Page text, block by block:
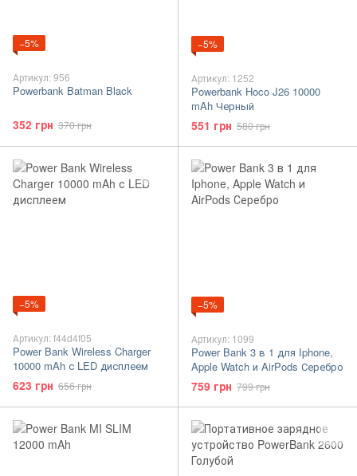
−5%
Артикул: 956
Powerbank Batman Black
352 грн 370 грн
−5%
Артикул: 1252
Powerbank Hoco J26 10000
mAh Черный
551 грн 580 грн
−5%
Артикул: f44d4f05
Power Bank Wireless Charger
10000 mAh с LED дисплеем
623 грн 656 грн
−5%
Артикул: 1099
Power Bank 3 в 1 для Iphone,
Apple Watch и AirPods Серебро
759 грн 799 грн